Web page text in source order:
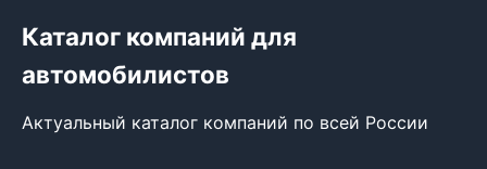
Каталог компаний для
автомобилистов
Актуальный каталог компаний по всей России